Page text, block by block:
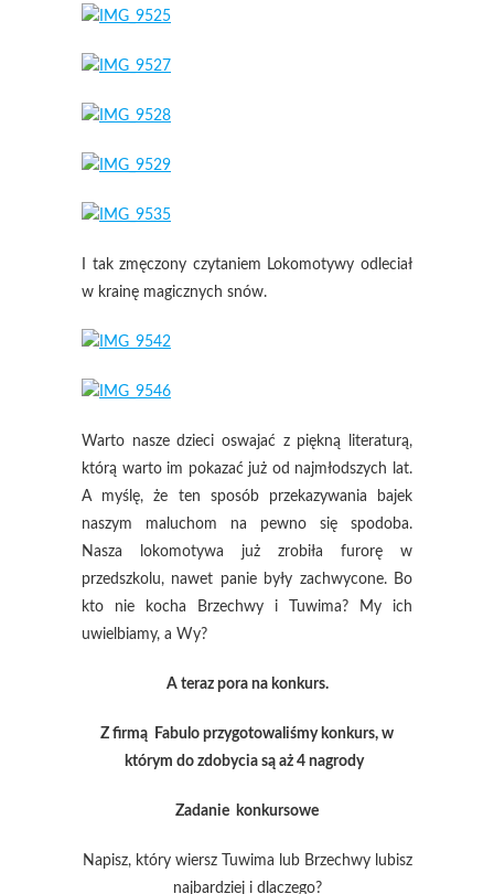
I tak zmęczony czytaniem Lokomotywy odleciał
w krainę magicznych snów.
Warto nasze dzieci oswajać z piękną literaturą,
którą warto im pokazać już od najmłodszych lat.
A myślę, że ten sposób przekazywania bajek
naszym maluchom na pewno się spodoba.
Nasza lokomotywa już zrobiła furorę w
przedszkolu, nawet panie były zachwycone. Bo
kto nie kocha Brzechwy i Tuwima? My ich
uwielbiamy, a Wy?
A teraz pora na konkurs.
Z firmą Fabulo przygotowaliśmy konkurs, w
którym do zdobycia są aż 4 nagrody
Zadanie konkursowe
Napisz, który wiersz Tuwima lub Brzechwy lubisz
najbardziej i dlaczego?